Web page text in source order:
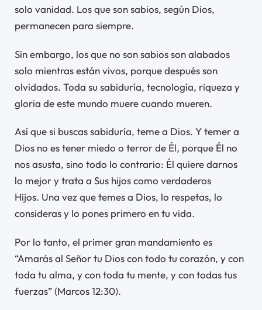
solo vanidad. Los que son sabios, según Dios,
permanecen para siempre.
Sin embargo, los que no son sabios son alabados
solo mientras están vivos, porque después son
olvidados. Toda su sabiduría, tecnología, riqueza y
gloria de este mundo muere cuando mueren.
Así que si buscas sabiduría, teme a Dios. Y temer a
Dios no es tener miedo o terror de Él, porque Él no
nos asusta, sino todo lo contrario: Él quiere darnos
lo mejor y trata a Sus hijos como verdaderos
Hijos. Una vez que temes a Dios, lo respetas, lo
consideras y lo pones primero en tu vida.
Por lo tanto, el primer gran mandamiento es
“Amarás al Señor tu Dios con todo tu corazón, y con
toda tu alma, y ​​con toda tu mente, y con todas tus
fuerzas” (Marcos 12:30).